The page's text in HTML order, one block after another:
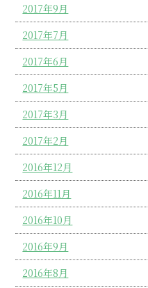
2017年9月
2017年7月
2017年6月
2017年5月
2017年3月
2017年2月
2016年12月
2016年11月
2016年10月
2016年9月
2016年8月